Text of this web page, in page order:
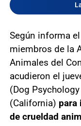
Según informa
miembros de la
Animales del
acudieron el
(Dog
(California) para
de crueldad